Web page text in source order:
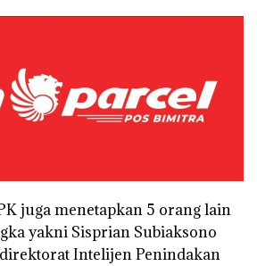
juga menetapkan 5 orang lain
yakni Sisprian Subiaksono
Intelijen Penindakan